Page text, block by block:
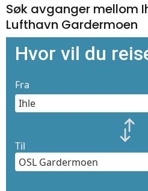
Søk avganger mellom
Lufthavn Gardermoen
Hvor vil du
Fra
Til